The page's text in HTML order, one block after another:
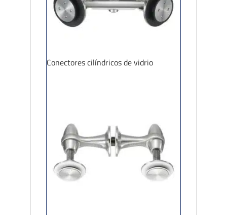
Conectores cilíndricos de vidrio